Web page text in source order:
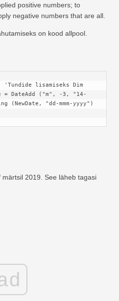
positive numbers; to
negative numbers that are all.
on kood allpool.
'Tundide lisamiseks Dim
= DateAdd ("m", -3, "14-
(NewDate, "dd-mmm-yyyy")
märtsil 2019. See läheb tagasi